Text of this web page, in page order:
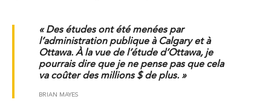
« Des études ont été menées par
l’administration publique à Calgary et à
Ottawa. À la vue de l’étude d’Ottawa, je
pourrais dire que je ne pense pas que cela
va coûter des millions $ de plus. »
BRIAN MAYES